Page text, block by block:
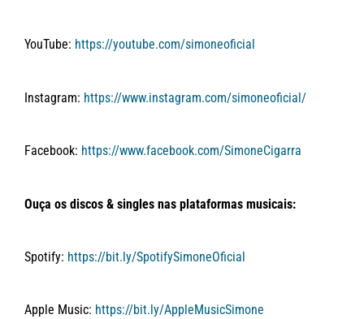
YouTube: https://youtube.com/simoneoficial
Instagram: https://www.instagram.com/simoneoficial/
Facebook: https://www.facebook.com/SimoneCigarra
Ouça os discos & singles nas plataformas musicais:
Spotify: https://bit.ly/SpotifySimoneOficial
Apple Music: https://bit.ly/AppleMusicSimone